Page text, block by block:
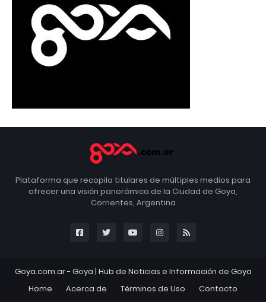
Plataforma que recopila titulares de múltiples medios para
ofrecer una visión panorámica de la Ciudad de Goya,
Corrientes, Argentina
Goya.com.ar - Goya | Hub de Noticias e Información de Goya
Home
Acerca de Términos de Uso Contacto